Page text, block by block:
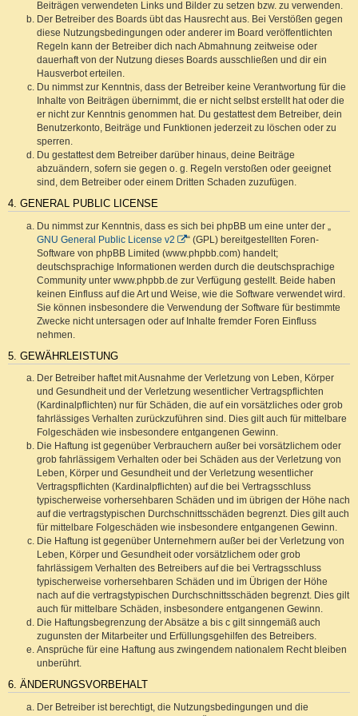
Beiträgen verwendeten Links und Bilder zu setzen bzw. zu verwenden.
Der Betreiber des Boards übt das Hausrecht aus. Bei Verstößen gegen
diese Nutzungsbedingungen oder anderer im Board veröffentlichten
Regeln kann der Betreiber dich nach Abmahnung zeitweise oder
dauerhaft von der Nutzung dieses Boards ausschließen und dir ein
Hausverbot erteilen.
Du nimmst zur Kenntnis, dass der Betreiber keine Verantwortung für die
Inhalte von Beiträgen übernimmt, die er nicht selbst erstellt hat oder die
er nicht zur Kenntnis genommen hat. Du gestattest dem Betreiber, dein
Benutzerkonto, Beiträge und Funktionen jederzeit zu löschen oder zu
sperren.
Du gestattest dem Betreiber darüber hinaus, deine Beiträge
abzuändern, sofern sie gegen o. g. Regeln verstoßen oder geeignet
sind, dem Betreiber oder einem Dritten Schaden zuzufügen.
4. GENERAL PUBLIC LICENSE
Du nimmst zur Kenntnis, dass es sich bei phpBB um eine unter der „
GNU General Public License v2
“ (GPL) bereitgestellten Foren-
Software von phpBB Limited (www.phpbb.com) handelt;
deutschsprachige Informationen werden durch die deutschsprachige
Community unter www.phpbb.de zur Verfügung gestellt. Beide haben
keinen Einfluss auf die Art und Weise, wie die Software verwendet wird.
Sie können insbesondere die Verwendung der Software für bestimmte
Zwecke nicht untersagen oder auf Inhalte fremder Foren Einfluss
nehmen.
5. GEWÄHRLEISTUNG
Der Betreiber haftet mit Ausnahme der Verletzung von Leben, Körper
und Gesundheit und der Verletzung wesentlicher Vertragspflichten
(Kardinalpflichten) nur für Schäden, die auf ein vorsätzliches oder grob
fahrlässiges Verhalten zurückzuführen sind. Dies gilt auch für mittelbare
Folgeschäden wie insbesondere entgangenen Gewinn.
Die Haftung ist gegenüber Verbrauchern außer bei vorsätzlichem oder
grob fahrlässigem Verhalten oder bei Schäden aus der Verletzung von
Leben, Körper und Gesundheit und der Verletzung wesentlicher
Vertragspflichten (Kardinalpflichten) auf die bei Vertragsschluss
typischerweise vorhersehbaren Schäden und im übrigen der Höhe nach
auf die vertragstypischen Durchschnittsschäden begrenzt. Dies gilt auch
für mittelbare Folgeschäden wie insbesondere entgangenen Gewinn.
Die Haftung ist gegenüber Unternehmern außer bei der Verletzung von
Leben, Körper und Gesundheit oder vorsätzlichem oder grob
fahrlässigem Verhalten des Betreibers auf die bei Vertragsschluss
typischerweise vorhersehbaren Schäden und im Übrigen der Höhe
nach auf die vertragstypischen Durchschnittsschäden begrenzt. Dies gilt
auch für mittelbare Schäden, insbesondere entgangenen Gewinn.
Die Haftungsbegrenzung der Absätze a bis c gilt sinngemäß auch
zugunsten der Mitarbeiter und Erfüllungsgehilfen des Betreibers.
Ansprüche für eine Haftung aus zwingendem nationalem Recht bleiben
unberührt.
6. ÄNDERUNGSVORBEHALT
Der Betreiber ist berechtigt, die Nutzungsbedingungen und die